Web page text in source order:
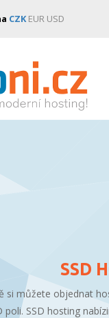
CZK EUR USD
SSD
si můžete objednat
poli. SSD hosting